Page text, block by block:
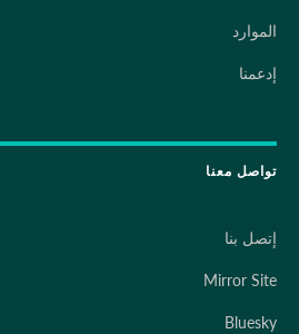
الموارد
إدعمنا
تواصل معنا
إتصل بنا
Mirror Site
Bluesky